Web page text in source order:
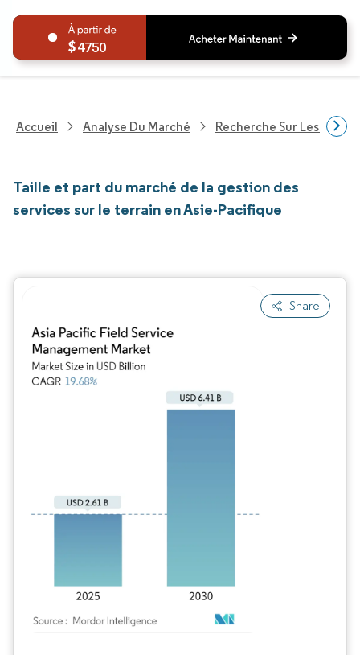
4750
Accueil Analyse Du Marché Recherche Sur Les
Taille et part du marché de la gestion des
services sur le terrain en Asie-Pacifique
Share